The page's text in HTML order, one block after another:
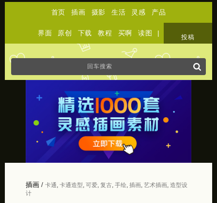
首页 插画 摄影 生活 灵感 产品
界面 原创 下载 教程 买啊 读图 |
投稿
插画/ 卡通 卡通造型 可爱, 复古, 手绘, 插画, 艺术插画, 造型设
计